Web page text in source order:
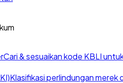
Cari & sesuaikan kode KBLI
Klasifikasi perlindungan merek